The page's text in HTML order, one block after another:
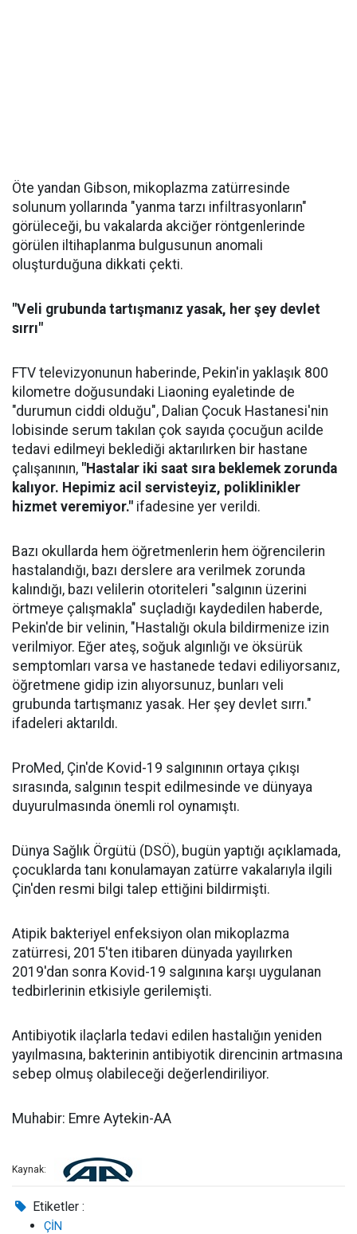
Öte yandan Gibson, mikoplazma zatürresinde
solunum yollarında "yanma tarzı infiltrasyonların"
görüleceği, bu vakalarda akciğer röntgenlerinde
görülen iltihaplanma bulgusunun anomali
oluşturduğuna dikkati çekti.
"Veli grubunda tartışmanız yasak, her şey devlet
sırrı"
FTV televizyonunun haberinde, Pekin'in yaklaşık 800
kilometre doğusundaki Liaoning eyaletinde de
"durumun ciddi olduğu", Dalian Çocuk Hastanesi'nin
lobisinde serum takılan çok sayıda çocuğun acilde
tedavi edilmeyi beklediği aktarılırken bir hastane
çalışanının, "Hastalar iki saat sıra beklemek zorunda
kalıyor. Hepimiz acil servisteyiz, poliklinikler
hizmet veremiyor." ifadesine yer verildi.
Bazı okullarda hem öğretmenlerin hem öğrencilerin
hastalandığı, bazı derslere ara verilmek zorunda
kalındığı, bazı velilerin otoriteleri "salgının üzerini
örtmeye çalışmakla" suçladığı kaydedilen haberde,
Pekin'de bir velinin, "Hastalığı okula bildirmenize izin
verilmiyor. Eğer ateş, soğuk algınlığı ve öksürük
semptomları varsa ve hastanede tedavi ediliyorsanız,
öğretmene gidip izin alıyorsunuz, bunları veli
grubunda tartışmanız yasak. Her şey devlet sırrı."
ifadeleri aktarıldı.
ProMed, Çin'de Kovid-19 salgınının ortaya çıkışı
sırasında, salgının tespit edilmesinde ve dünyaya
duyurulmasında önemli rol oynamıştı.
Dünya Sağlık Örgütü (DSÖ), bugün yaptığı açıklamada,
çocuklarda tanı konulamayan zatürre vakalarıyla ilgili
Çin'den resmi bilgi talep ettiğini bildirmişti.
Atipik bakteriyel enfeksiyon olan mikoplazma
zatürresi, 2015'ten itibaren dünyada yayılırken
2019'dan sonra Kovid-19 salgınına karşı uygulanan
tedbirlerinin etkisiyle gerilemişti.
Antibiyotik ilaçlarla tedavi edilen hastalığın yeniden
yayılmasına, bakterinin antibiyotik direncinin artmasına
sebep olmuş olabileceği değerlendiriliyor.
Muhabir: Emre Aytekin-AA
Kaynak:
Etiketler :
ÇİN